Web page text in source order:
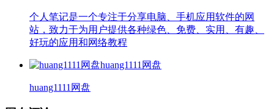
个人笔记是一个专注于分享电脑、手机应用软件的网
站，致力于为用户提供各种绿色、免费、实用、有趣、
好玩的应用和网络教程
huang1111网盘
huang1111网盘